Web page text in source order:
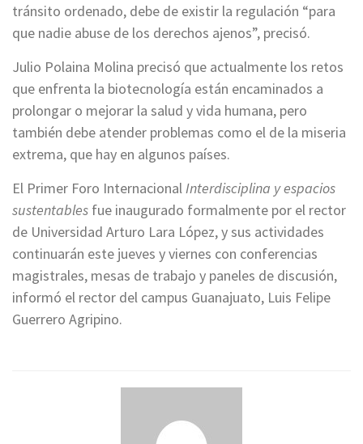
tránsito ordenado, debe de existir la regulación “para
que nadie abuse de los derechos ajenos”, precisó.
Julio Polaina Molina precisó que actualmente los retos
que enfrenta la biotecnología están encaminados a
prolongar o mejorar la salud y vida humana, pero
también debe atender problemas como el de la miseria
extrema, que hay en algunos países.
El Primer Foro InternacionalInterdisciplina y espacios
sustentables fue inaugurado formalmente por el rector
de Universidad Arturo Lara López, y sus actividades
continuarán este jueves y viernes con conferencias
magistrales, mesas de trabajo y paneles de discusión,
informó el rector del campus Guanajuato, Luis Felipe
Guerrero Agripino.